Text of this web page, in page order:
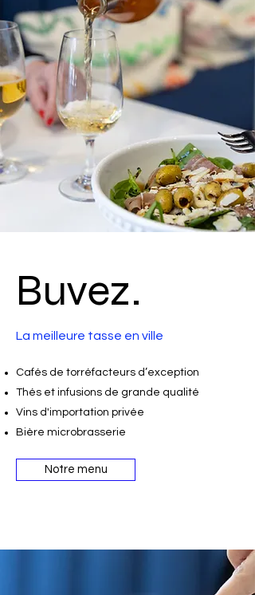
Buvez.
La meilleure tasse en ville
Cafés de torréfacteurs d’exception
Thés et infusions de grande qualité
Vins d'importation privée
Bière microbrasserie
Notre menu